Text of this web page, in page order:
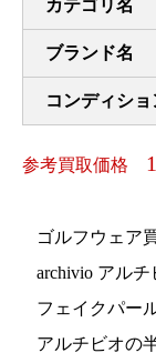
カテゴリ名
ブランド名
コンディショ
参考買取価格
ゴルフウェア
archivio アル
フェイクパー
アルチビオの